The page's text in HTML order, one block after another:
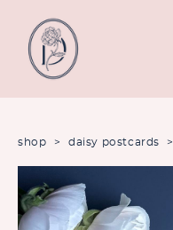
shop > daisy postcards >